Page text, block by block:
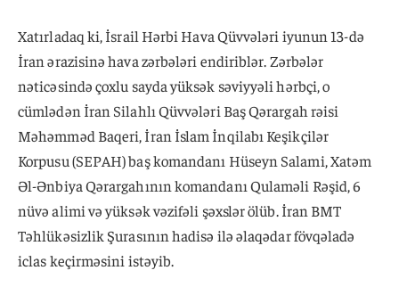
Xatırladaq ki, İsrail Hərbi Hava Qüvvələri iyunun 13-də
İran ərazisinə hava zərbələri endiriblər. Zərbələr
nəticəsində çoxlu sayda yüksək səviyyəli hərbçi, o
cümlədən İran Silahlı Qüvvələri Baş Qərargah rəisi
Məhəmməd Baqeri, İran İslam İnqilabı Keşikçilər
Korpusu (SEPAH) baş komandanı Hüseyn Salami, Xatəm
Əl-Ənbiya Qərargahının komandanı Qulaməli Rəşid, 6
nüvə alimi və yüksək vəzifəli şəxslər ölüb. İran BMT
Təhlükəsizlik Şurasının hadisə ilə əlaqədar fövqəladə
iclas keçirməsini istəyib.